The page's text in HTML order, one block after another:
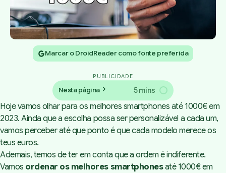
Marcar o DroidReader como fonte preferida
PUBLICIDADE
Nesta página 5 mins
Hoje vamos olhar para os melhores smartphones até 1000€ em
2023. Ainda que a escolha possa ser personalizável a cada um,
vamos perceber até que ponto é que cada modelo merece os
teus euros.
Ademais, temos de ter em conta que a ordem é indiferente.
Vamos ordenar os melhores smartphonesaté 1000€ em